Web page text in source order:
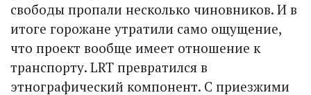
свободы пропали несколько чиновников. И в
итоге горожане утратили само ощущение,
что проект вообще имеет отношение к
транспорту. LRT превратился в
этнографический компонент. С приезжими